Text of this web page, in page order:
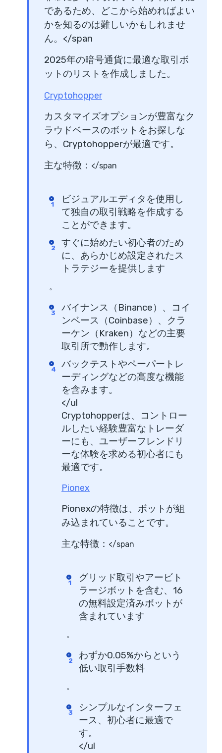
であるため、どこから始めればよい
かを知るのは難しいかもしれませ
ん。</span
2025年の暗号通貨に最適な取引ボ
ットのリストを作成しました。
Cryptohopper
カスタマイズオプションが豊富なク
ラウドベースのボットをお探しな
ら、Cryptohopperが最適です。
主な特徴： </span
ビジュアルエディタを使用し
て独自の取引戦略を作成する
ことができます。
すぐに始めたい初心者のため
に、あらかじめ設定されたス
トラテジーを提供します
。
バイナンス（Binance）、コイ
ンベース（Coinbase）、クラ
ーケン（Kraken）などの主要
取引所で動作します。
バックテストやペーパートレ
ーディングなどの高度な機能
を含みます。
</ul
Cryptohopperは、コントロー
ルしたい経験豊富なトレーダ
ーにも、ユーザーフレンドリ
ーな体験を求める初心者にも
最適です。
Pionex
Pionexの特徴は、ボットが組
み込まれていることです。
主な特徴： </span
グリッド取引やアービト
ラージボットを含む、16
の無料設定済みボットが
含まれています
。
わずか0.05%からという
低い取引手数料
。
シンプルなインターフェ
ース、初心者に最適で
す。
</ul